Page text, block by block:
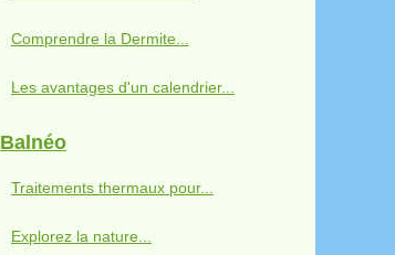
Comprendre la Dermite...
Les avantages d'un calendrier...
Balnéo
Traitements thermaux pour...
Explorez la nature...